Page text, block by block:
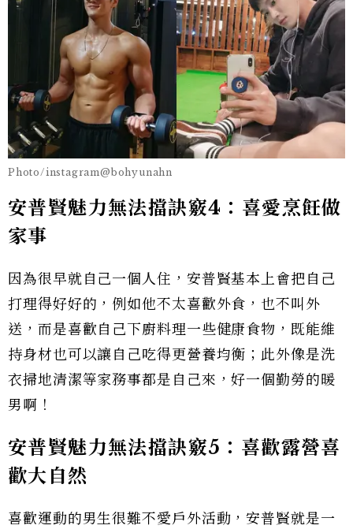
Photo/instagram@bohyunahn
安普賢魅力無法擋訣竅4：喜愛烹飪做
家事
因為很早就自己一個人住，安普賢基本上會把自己
打理得好好的，例如他不太喜歡外食，也不叫外
送，而是喜歡自己下廚料理一些健康食物，既能維
持身材也可以讓自己吃得更營養均衡；此外像是洗
衣掃地清潔等家務事都是自己來，好一個勤勞的暖
男啊！
安普賢魅力無法擋訣竅5：喜歡露營喜
歡大自然
喜歡運動的男生很難不愛戶外活動，安普賢就是一